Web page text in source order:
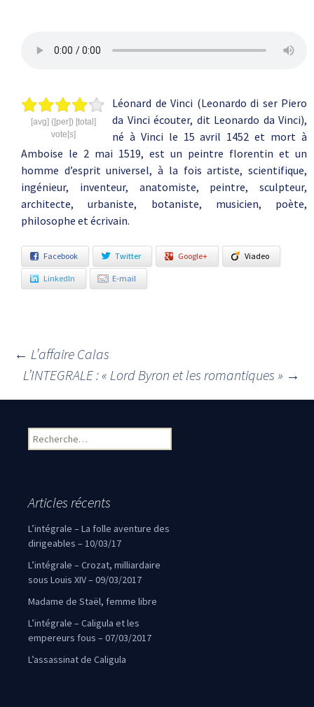
[avg] ([per]) [total]
vote[s]
Léonard de Vinci (Leonardo di ser Piero
da Vinci écouter, dit Leonardo da Vinci),
né à Vinci le 15 avril 1452 et mort à
Amboise le 2 mai 1519, est un peintre florentin et un
homme d’esprit universel, à la fois artiste, scientifique,
ingénieur, inventeur, anatomiste, peintre, sculpteur,
architecte, urbaniste, botaniste, musicien, poète,
philosophe et écrivain.
Facebook Twitter Google+ Viadeo
LinkedIn E-mail
Navigation des articles
← L’affaire Calas
L’INTEGRALE : « Lord Byron et les romantiques » →
Rechercher :
Articles récents
L’intégrale – La folle aventure des
dirigeables – 10/03/17
L’intégrale – Crozat, milliardaire
sous Louis XIV – 09/03/2017
Madame de Staël, femme libre
L’intégrale – Caligula et les
empereurs fous – 07/03/2017
L’assassinat de Caligula